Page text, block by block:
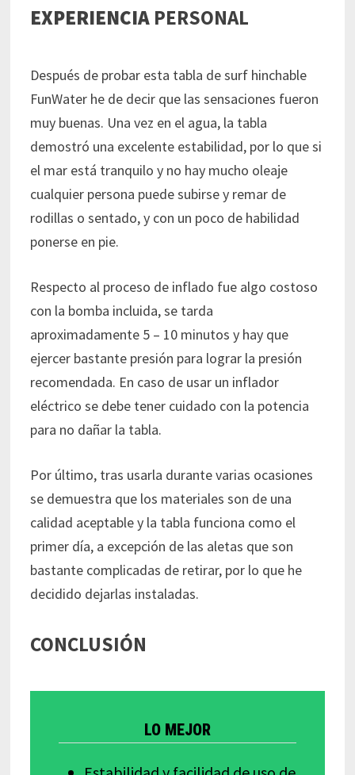
EXPERIENCIA PERSONAL
Después de probar esta tabla de surf hinchable
FunWater he de decir que las sensaciones fueron
muy buenas. Una vez en el agua, la tabla
demostró una excelente estabilidad, por lo que si
el mar está tranquilo y no hay mucho oleaje
cualquier persona puede subirse y remar de
rodillas o sentado, y con un poco de habilidad
ponerse en pie.
Respecto al proceso de inflado fue algo costoso
con la bomba incluida, se tarda
aproximadamente 5 – 10 minutos y hay que
ejercer bastante presión para lograr la presión
recomendada. En caso de usar un inflador
eléctrico se debe tener cuidado con la potencia
para no dañar la tabla.
Por último, tras usarla durante varias ocasiones
se demuestra que los materiales son de una
calidad aceptable y la tabla funciona como el
primer día, a excepción de las aletas que son
bastante complicadas de retirar, por lo que he
decidido dejarlas instaladas.
CONCLUSIÓN
LO MEJOR